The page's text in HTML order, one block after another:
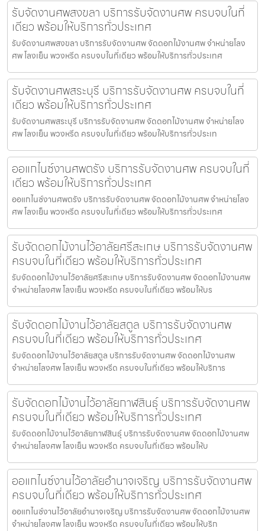
รับจัดงานศพสงขลา บริการรับจัดงานศพ ครบจบในที่
เดียว พร้อมให้บริการทั่วประเทศ
รับจัดงานศพสงขลา บริการรับจัดงานศพ จัดดอกไม้งานศพ จำหน่ายโลง
ศพ โลงเย็น พวงหรีด ครบจบในที่เดียว พร้อมให้บริการทั่วประเทศ
รับจัดงานศพสระบุรี บริการรับจัดงานศพ ครบจบในที่
เดียว พร้อมให้บริการทั่วประเทศ
รับจัดงานศพสระบุรี บริการรับจัดงานศพ จัดดอกไม้งานศพ จำหน่ายโลง
ศพ โลงเย็น พวงหรีด ครบจบในที่เดียว พร้อมให้บริการทั่วประเท
ออแกไนซ์งานศพตรัง บริการรับจัดงานศพ ครบจบในที่
เดียว พร้อมให้บริการทั่วประเทศ
ออแกไนซ์งานศพตรัง บริการรับจัดงานศพ จัดดอกไม้งานศพ จำหน่ายโลง
ศพ โลงเย็น พวงหรีด ครบจบในที่เดียว พร้อมให้บริการทั่วประเทศ
รับจัดดอกไม้งานไว้อาลัยศรีสะเกษ บริการรับจัดงานศพ
ครบจบในที่เดียว พร้อมให้บริการทั่วประเทศ
รับจัดดอกไม้งานไว้อาลัยศรีสะเกษ บริการรับจัดงานศพ จัดดอกไม้งานศพ
จำหน่ายโลงศพ โลงเย็น พวงหรีด ครบจบในที่เดียว พร้อมให้บร
รับจัดดอกไม้งานไว้อาลัยสตูล บริการรับจัดงานศพ
ครบจบในที่เดียว พร้อมให้บริการทั่วประเทศ
รับจัดดอกไม้งานไว้อาลัยสตูล บริการรับจัดงานศพ จัดดอกไม้งานศพ
จำหน่ายโลงศพ โลงเย็น พวงหรีด ครบจบในที่เดียว พร้อมให้บริการ
รับจัดดอกไม้งานไว้อาลัยกาฬสินธุ์ บริการรับจัดงานศพ
ครบจบในที่เดียว พร้อมให้บริการทั่วประเทศ
รับจัดดอกไม้งานไว้อาลัยกาฬสินธุ์ บริการรับจัดงานศพ จัดดอกไม้งานศพ
จำหน่ายโลงศพ โลงเย็น พวงหรีด ครบจบในที่เดียว พร้อมให้บ
ออแกไนซ์งานไว้อาลัยอำนาจเจริญ บริการรับจัดงานศพ
ครบจบในที่เดียว พร้อมให้บริการทั่วประเทศ
ออแกไนซ์งานไว้อาลัยอำนาจเจริญ บริการรับจัดงานศพ จัดดอกไม้งานศพ
จำหน่ายโลงศพ โลงเย็น พวงหรีด ครบจบในที่เดียว พร้อมให้บริก